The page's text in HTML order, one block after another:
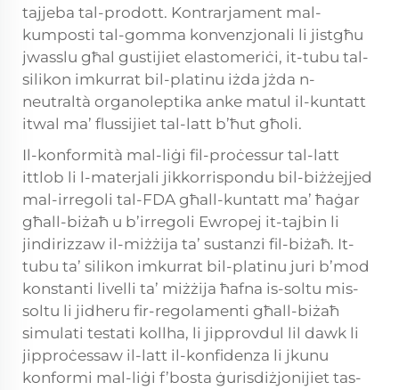
tajjeba tal-prodott. Kontrarjament mal-
kumposti tal-gomma konvenzjonali li jistgħu
jwasslu għal gustijiet elastomeriċi, it-tubu tal-
silikon imkurrat bil-platinu iżda jżda n-
neutraltà organoleptika anke matul il-kuntatt
itwal ma’ flussijiet tal-latt b’ħut għoli.
Il-konformità mal-liġi fil-proċessur tal-latt
ittlob li l-materjali jikkorrispondu bil-biżżejjed
mal-irregoli tal-FDA għall-kuntatt ma’ ħaġar
għall-biżaħ u b’irregoli Ewropej it-tajbin li
jindirizzaw il-miżżija ta’ sustanzi fil-biżaħ. It-
tubu ta’ silikon imkurrat bil-platinu juri b’mod
konstanti livelli ta’ miżżija ħafna is-soltu mis-
soltu li jidheru fir-regolamenti għall-biżaħ
simulati testati kollha, li jipprovdul lil dawk li
jipproċessaw il-latt il-konfidenza li jkunu
konformi mal-liġi f’bosta ġurisdiżjonijiet tas-